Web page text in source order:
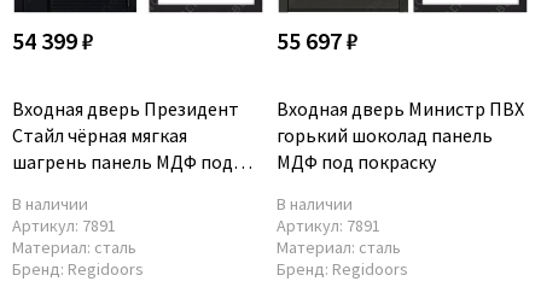
54 399 ₽
Входная дверь Президент
Стайл чёрная мягкая
шагрень панель МДФ под
В наличии
Артикул: 7891
Материал: сталь
Бренд: Regidoors
55 697 ₽
Входная дверь Министр ПВХ
горький шоколад панель
МДФ под покраску
В наличии
Артикул: 7891
Материал: сталь
Бренд: Regidoors